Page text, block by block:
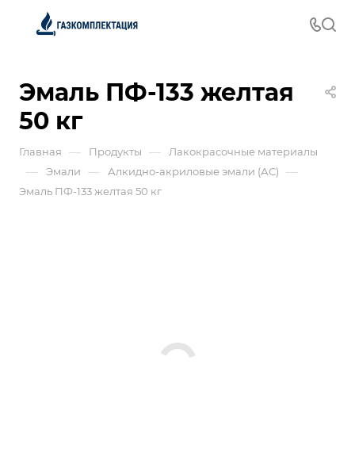
Эмаль ПФ-133 желтая
50 кг
Главная — Продукты — Лакокрасочные материалы
— Эмали — Алкидно-акриловые эмали (АС) —
Эмаль ПФ-133 желтая 50 кг